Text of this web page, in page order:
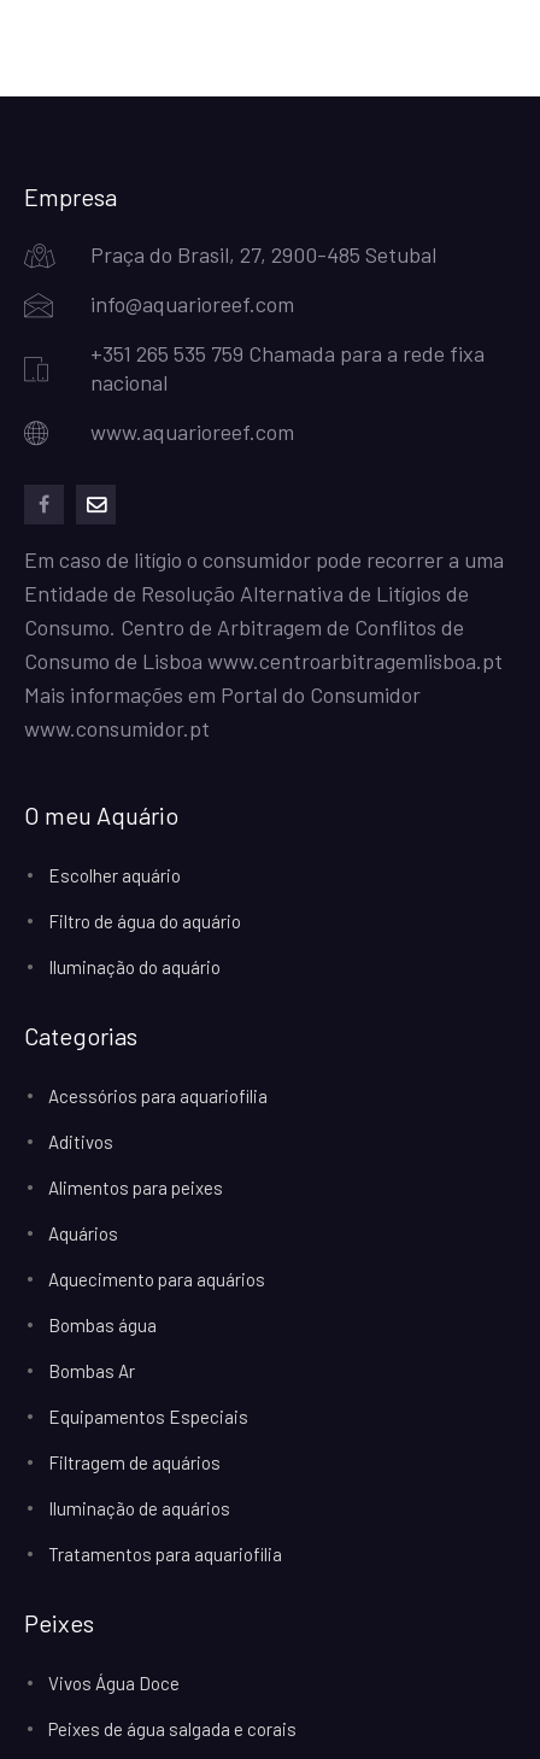
Empresa
Praça do Brasil, 27, 2900-485 Setubal
info@aquarioreef.com
+351 265 535 759 Chamada para a rede fixa
nacional
www.aquarioreef.com
Em caso de litígio o consumidor pode recorrer a uma
Entidade de Resolução Alternativa de Litígios de
Consumo. Centro de Arbitragem de Conflitos de
Consumo de Lisboa www.centroarbitragemlisboa.pt
Mais informações em Portal do Consumidor
www.consumidor.pt
O meu Aquário
Escolher aquário
Filtro de água do aquário
Iluminação do aquário
Categorias
Acessórios para aquariofilia
Aditivos
Alimentos para peixes
Aquários
Aquecimento para aquários
Bombas água
Bombas Ar
Equipamentos Especiais
Filtragem de aquários
Iluminação de aquários
Tratamentos para aquariofilia
Peixes
Vivos Água Doce
Peixes de água salgada e corais